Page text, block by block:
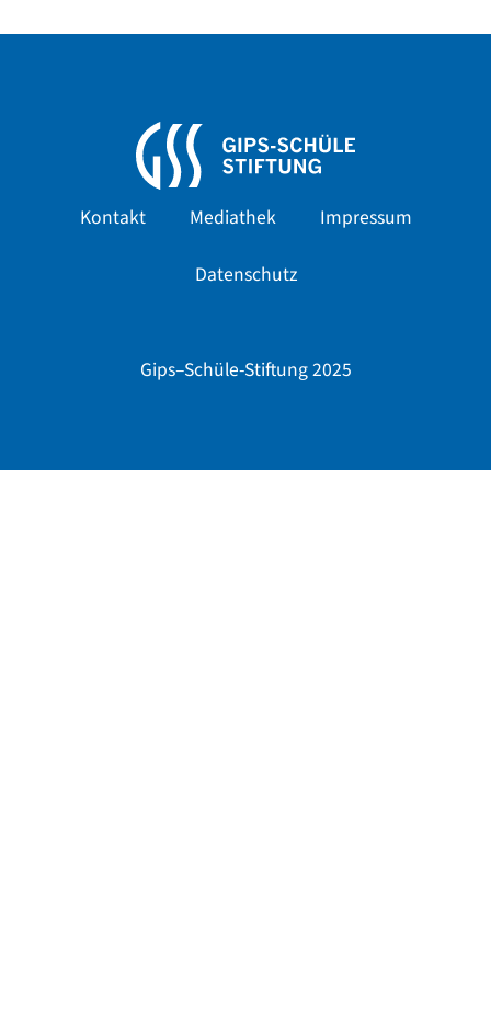
Kontakt Mediathek Impressum
Datenschutz
Gips–Schüle-Stiftung 2025